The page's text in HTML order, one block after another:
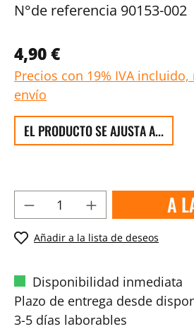
N°de referencia 90153-002
4,90 €
Precios con 19% IVA
envío
EL PRODUCTO SE AJUSTA A...
A
Añadir a la lista de deseos
Disponibilidad inmediata
Plazo de entrega desde
3-5 días laborables